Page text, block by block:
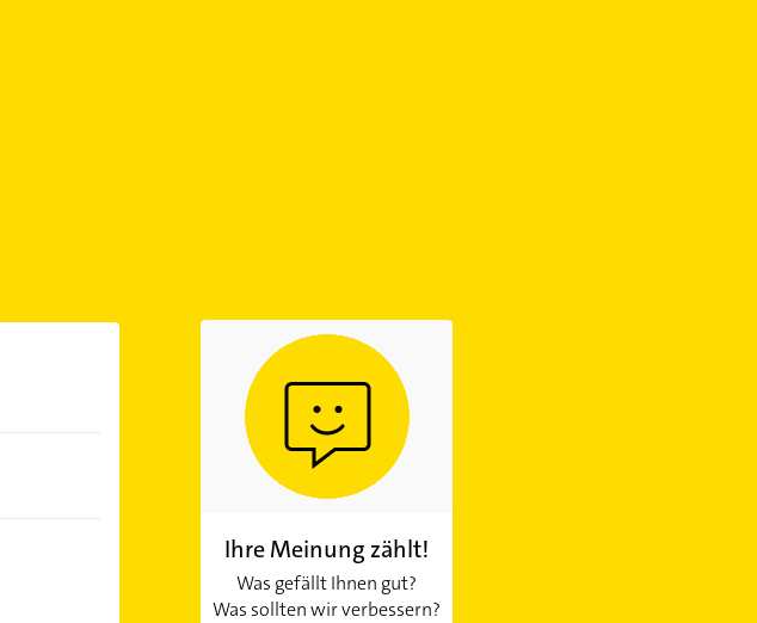
Ihre Meinung zählt!
Was gefällt Ihnen gut?
Was sollten wir verbessern?